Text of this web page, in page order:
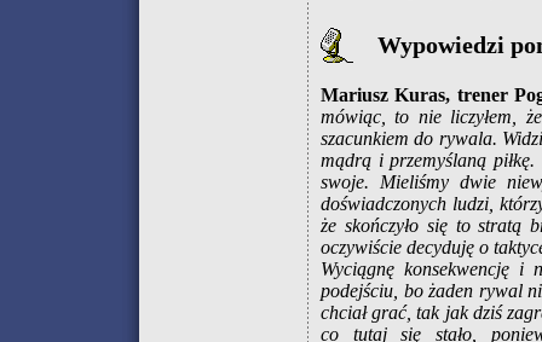
Wypowiedzi
Mariusz Kuras, trener
mówiąc, to nie liczyłem,
szacunkiem do rywala.
mądrą i przemyślaną piłkę.
swoje. Mieliśmy dwie
doświadczonych ludzi,
że skończyło się to stratą
oczywiście decyduję o
Wyciągnę konsekwencję
podejściu, bo żaden rywal
chciał grać, tak jak dziś
co tutaj się stało,